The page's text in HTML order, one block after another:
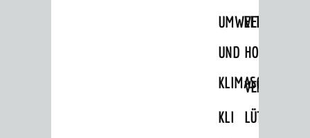
UMWELT-
UND
KLIMASCHUTZ
KLIMASCHUTZ